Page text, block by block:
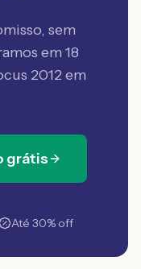
sem
em 18
2012 em
grátis
Até 30% off